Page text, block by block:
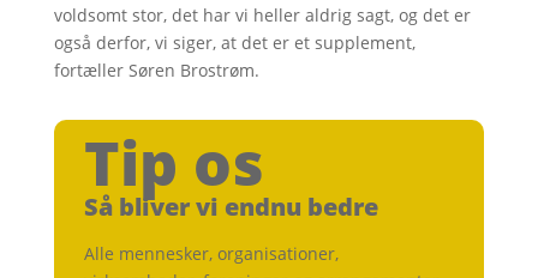
voldsomt stor, det har vi heller aldrig sagt, og det er
også derfor, vi siger, at det er et supplement,
fortæller Søren Brostrøm.
Tip os
Så bliver vi endnu bedre
Alle mennesker, organisationer,